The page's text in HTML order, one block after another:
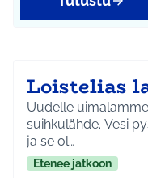
Loistelias
Uudelle
suihkulähde. Vesi
ja se ol…
Etenee jatkoon